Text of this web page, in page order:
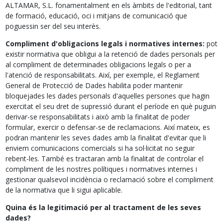
ALTAMAR, S.L. fonamentalment en els àmbits de l'editorial, tant
de formació, educació, oci i mitjans de comunicació que
poguessin ser del seu interès.
Compliment d'obligacions legals i normatives internes: pot
existir normativa que obligui a la retenció de dades personals per
al compliment de determinades obligacions legals o per a
l'atenció de responsabilitats. Així, per exemple, el Reglament
General de Protecció de Dades habilita poder mantenir
bloquejades les dades personals d'aquelles persones que hagin
exercitat el seu dret de supressió durant el període en què puguin
derivar-se responsabilitats i això amb la finalitat de poder
formular, exercir o defensar-se de reclamacions. Així mateix, es
podran mantenir les seves dades amb la finalitat d'evitar que li
enviem comunicacions comercials si ha sol·licitat no seguir
rebent-les. També es tractaran amb la finalitat de controlar el
compliment de les nostres polítiques i normatives internes i
gestionar qualsevol incidència o reclamació sobre el compliment
de la normativa que li sigui aplicable.
Quina és la legitimació per al tractament de les seves
dades?